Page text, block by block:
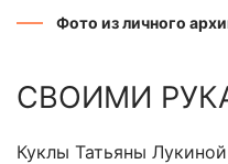
Фото из личного
СВОИМИ
Куклы Татьяны